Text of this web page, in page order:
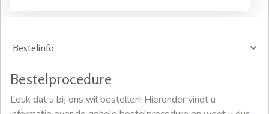
Bestelinfo
Bestelprocedure
Leuk dat u bij ons wil bestellen! Hieronder vindt u